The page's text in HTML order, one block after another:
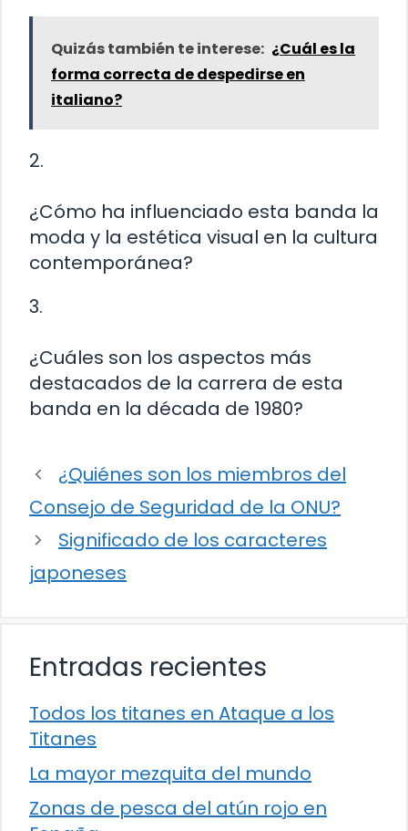
Quizás también te interese: ¿Cuál es la
forma correcta de despedirse en
italiano?
2.
¿Cómo ha influenciado esta banda la
moda y la estética visual en la cultura
contemporánea?
3.
¿Cuáles son los aspectos más
destacados de la carrera de esta
banda en la década de 1980?
¿Quiénes son los miembros del
Consejo de Seguridad de la ONU?
Significado de los caracteres
japoneses
Entradas recientes
Todos los titanes en Ataque a los
Titanes
La mayor mezquita del mundo
Zonas de pesca del atún rojo en